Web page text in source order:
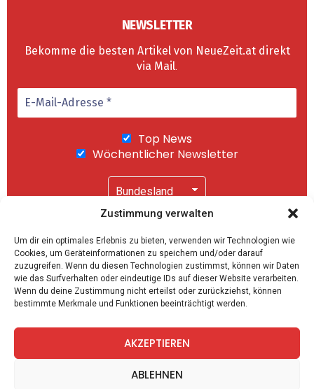
Zustimmung verwalten
Um dir ein optimales Erlebnis zu bieten, verwenden wir Technologien wie
Cookies, um Geräteinformationen zu speichern und/oder darauf
zuzugreifen. Wenn du diesen Technologien zustimmst, können wir Daten
wie das Surfverhalten oder eindeutige IDs auf dieser Website verarbeiten.
Wenn du deine Zustimmung nicht erteilst oder zurückziehst, können
bestimmte Merkmale und Funktionen beeinträchtigt werden.
AKZEPTIEREN
ABLEHNEN
NEWSLETTER
Bekomme die besten Artikel von NeueZeit.at direkt
via Mail.
Top News
Wöchentlicher Newsletter
"Abonnieren" akzeptierst Du unsere
Datenschutzerklärung.
twitter